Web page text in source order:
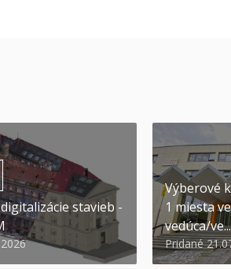
stavieb -
Výberové
1 miesta
vedúca/ve...
Pridané